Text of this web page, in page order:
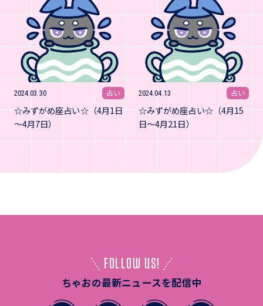
2024.03.30 占い
☆みずがめ座占い☆（4月1日
～4月7日）
2024.04.13 占い
☆みずがめ座占い☆（4月15
日～4月21日）
FOLLOW US!
ちゃおの最新ニュースを配信中